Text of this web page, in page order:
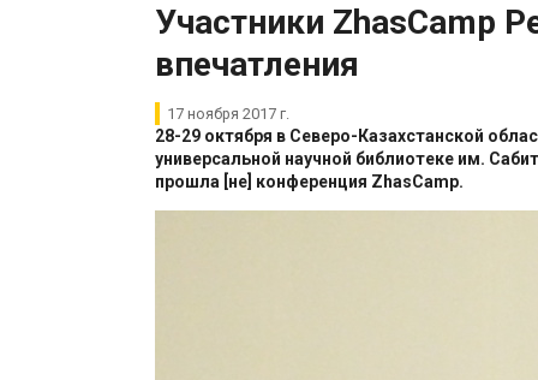
​Участники ZhasCamp
впечатления
17 ноября 2017 г.
28-29 октября в Северо-Казахстанской
универсальной научной библиотеке им.
прошла [не] конференция ZhasCamp.